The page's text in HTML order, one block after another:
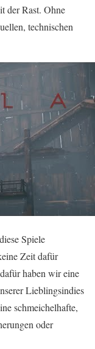
der Rast. Ohne
technischen
Spiele
Zeit dafür
haben wir eine
Lieblingsindies
schmeichelhafte,
oder